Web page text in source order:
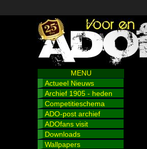
MENU
Actueel Nieuws
Archief 1905 - heden
Competitieschema
ADO-post archief
ADOfans visit
Downloads
Wallpapers